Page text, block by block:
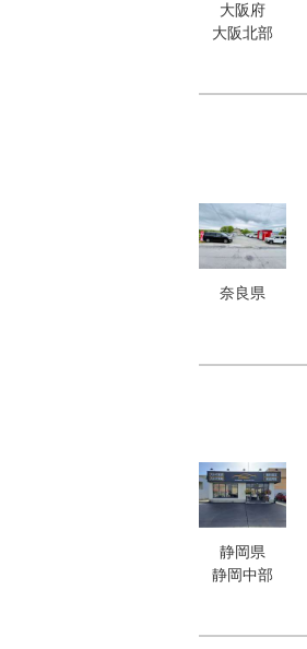
大阪府
大阪北部
奈良県
静岡県
静岡中部